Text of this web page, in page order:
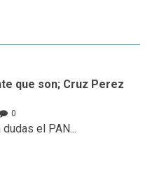
que son; Cruz Perez
0
el PAN...